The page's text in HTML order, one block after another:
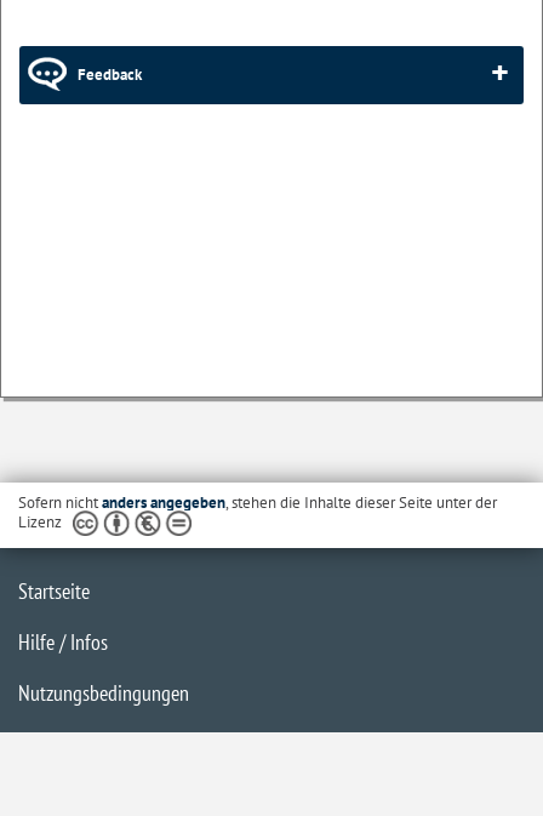
Feedback
Sofern nichtanders angegeben, stehen die Inhalte dieser Seite unter der
Lizenz
Startseite
Hilfe / Infos
Nutzungsbedingungen